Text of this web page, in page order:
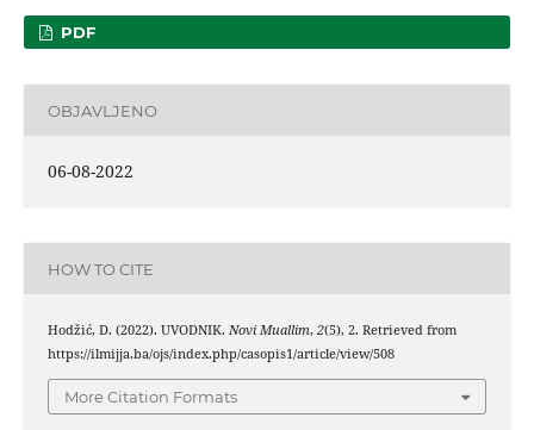
PDF
OBJAVLJENO
06-08-2022
HOW TO CITE
Hodžić, D. (2022). UVODNIK. Novi Muallim, 2(5), 2. Retrieved from
https://ilmijja.ba/ojs/index.php/casopis1/article/view/508
More Citation Formats